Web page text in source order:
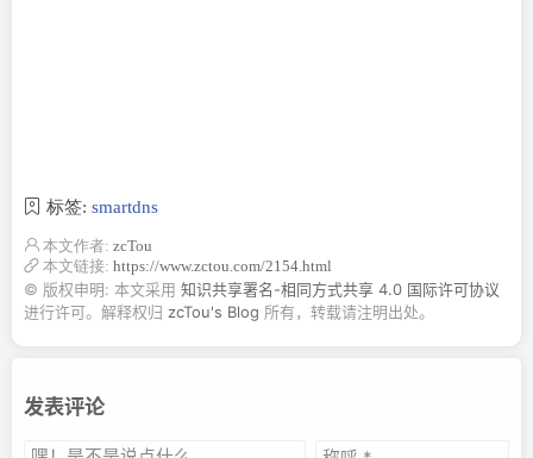
标签: smartdns
本文作者: zcTou
本文链接: https://www.zctou.com/2154.html
© 版权申明: 本文采用 知识共享署名-相同方式共享 4.0 国际许可协议
进行许可。解释权归 zcTou's Blog 所有，转载请注明出处。
发表评论